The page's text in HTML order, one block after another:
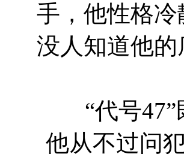
手，他性格
没人知道他
“代号47”
他从不过问